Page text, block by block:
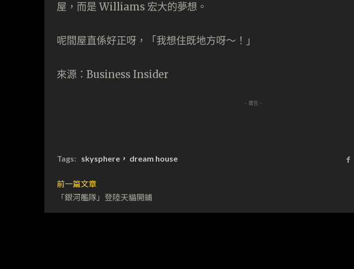
屋，而是 Williams 宏大的夢想。
呢間屋直係好正呀，「我想住既地方呀～！」
來源：Business Insider
- 廣告 -
Tags: skysphere， dream house
前一篇文章
「銀河艦隊」登陸天貓開鋪